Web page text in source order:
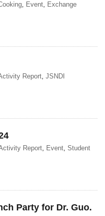
, Event, Exchange
Report, JSNDI
Report, Event, Student
Party for Dr. Guo.